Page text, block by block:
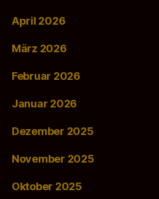
April 2026
März 2026
Februar 2026
Januar 2026
Dezember 2025
November 2025
Oktober 2025